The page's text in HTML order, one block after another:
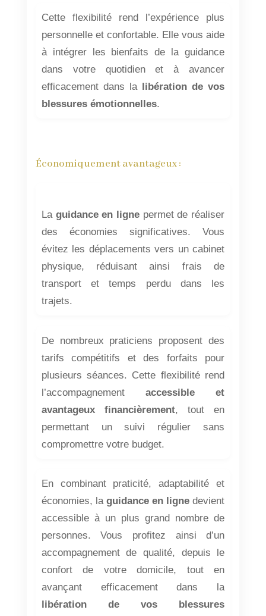
Cette flexibilité rend l’expérience plus
personnelle et confortable. Elle vous aide
à intégrer les bienfaits de la guidance
dans votre quotidien et à avancer
efficacement dans la libération de vos
blessures émotionnelles.
Économiquement avantageux :
La guidance en ligne permet de réaliser
des économies significatives. Vous
évitez les déplacements vers un cabinet
physique, réduisant ainsi frais de
transport et temps perdu dans les
trajets.
De nombreux praticiens proposent des
tarifs compétitifs et des forfaits pour
plusieurs séances. Cette flexibilité rend
l’accompagnement accessible et
avantageux financièrement, tout en
permettant un suivi régulier sans
compromettre votre budget.
En combinant praticité, adaptabilité et
économies, la guidance en ligne devient
accessible à un plus grand nombre de
personnes. Vous profitez ainsi d’un
accompagnement de qualité, depuis le
confort de votre domicile, tout en
avançant efficacement dans la
libération de vos blessures